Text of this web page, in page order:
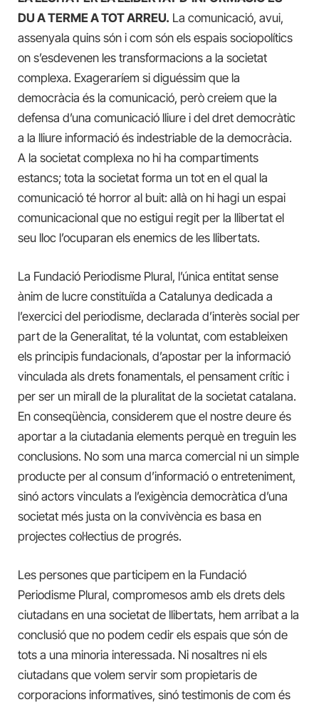
DU A TERME A TOT ARREU. La comunicació, avui,
assenyala quins són i com són els espais sociopolítics
on s’esdevenen les transformacions a la societat
complexa. Exageraríem si diguéssim que la
democràcia és la comunicació, però creiem que la
defensa d’una comunicació lliure i del dret democràtic
a la lliure informació és indestriable de la democràcia.
A la societat complexa no hi ha compartiments
estancs; tota la societat forma un tot en el qual la
comunicació té horror al buit: allà on hi hagi un espai
comunicacional que no estigui regit per la llibertat el
seu lloc l’ocuparan els enemics de les llibertats.
La Fundació Periodisme Plural, l’única entitat sense
ànim de lucre constituïda a Catalunya dedicada a
l’exercici del periodisme, declarada d’interès social per
part de la Generalitat, té la voluntat, com estableixen
els principis fundacionals, d’apostar per la informació
vinculada als drets fonamentals, el pensament crític i
per ser un mirall de la pluralitat de la societat catalana.
En conseqüència, considerem que el nostre deure és
aportar a la ciutadania elements perquè en treguin les
conclusions. No som una marca comercial ni un simple
producte per al consum d’informació o entreteniment,
sinó actors vinculats a l’exigència democràtica d’una
societat més justa on la convivència es basa en
projectes col·lectius de progrés.
Les persones que participem en la Fundació
Periodisme Plural, compromesos amb els drets dels
ciutadans en una societat de llibertats, hem arribat a la
conclusió que no podem cedir els espais que són de
tots a una minoria interessada. Ni nosaltres ni els
ciutadans que volem servir som propietaris de
corporacions informatives, sinó testimonis de com és